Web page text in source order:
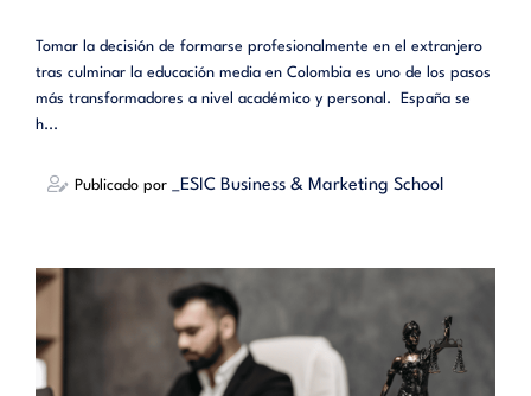
Tomar la decisión de formarse profesionalmente en el extranjero
tras culminar la educación media en Colombia es uno de los pasos
más transformadores a nivel académico y personal. España se
h...
Publicado por _ESIC Business & Marketing School